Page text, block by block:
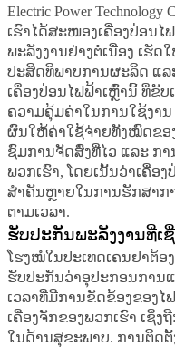
Electric Power
ເຮົາໄດ້ສະໜອງເຄື່ອງປ່ອນໄ
ພະລັງງານຢ່າງຕໍ່ເນື່ອງ ເຮັ
ປະສິດທິພາບການຜະລິດ ແລ
ເຄື່ອງປ່ອນໄຟຟ້າເຫຼົ່ານີ້ ທີ່ຂັບ
ຄວາມຄຸ້ມຄ່າໃນການໃຊ້ງາ
ຜົນໃຫ້ຄ່າໃຊ້ຈ່າຍທັງໝົດຂອ
ຊົມການຈັດສົ່ງທີ່ໄວ ແລະ ກ
ພວກເຮົາ, ໂດຍເນັ້ນວ່າເຄື່ອ
ສຳຄັນຫຼາຍໃນການຮັກສາກ
ຕາມເວລາ.
ຮັບປະກັນພະລັງງານທີ່ເ
ໂຮງໝໍໃນປະເທດເຄນຢາຕ້ອ
ຮັບປະກັນວ່າອຸປະກອນການ
ເວລາທີ່ມີການຂັດຂ້ອງຂອງໄ
ເຄື່ອງຈັກຂອງພວກເຮົາ ເຊິ່
ໃນດ້ານສຸຂະພາບ. ການຕິດຕັ້